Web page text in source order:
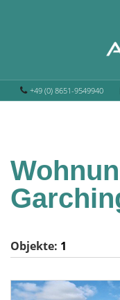
+49 (0) 8651-9549940
Objekte: 1